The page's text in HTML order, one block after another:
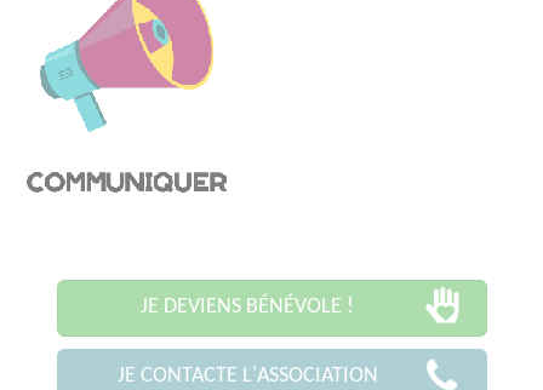
JE DEVIENS BÉNÉVOLE !
JE CONTACTE L'ASSOCIATION